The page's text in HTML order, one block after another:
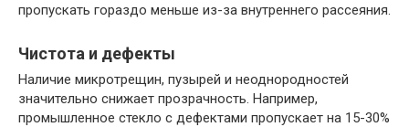
пропускать гораздо меньше из-за внутреннего рассеяния.
Чистота и дефекты
Наличие микротрещин, пузырей и неоднородностей
значительно снижает прозрачность. Например,
промышленное стекло с дефектами пропускает на 15-30%